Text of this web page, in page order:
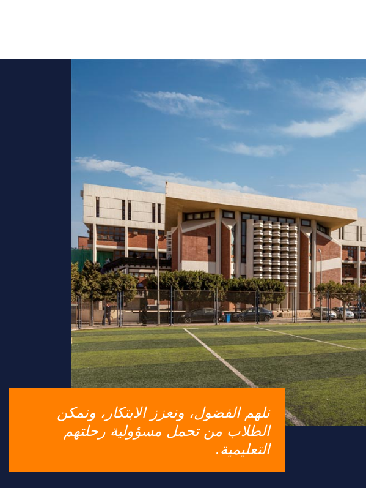
نلهم الفضول، ونعزز الابتكار، ونمكن
الطلاب من تحمل مسؤولية رحلتهم
التعليمية.